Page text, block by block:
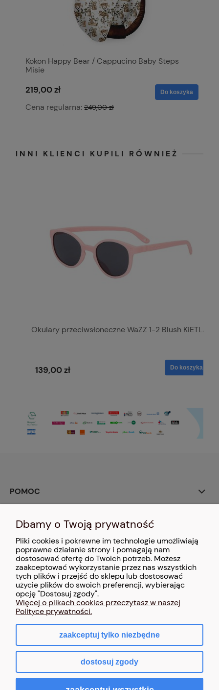
Kokon Happy Bear / Cappucino Baby Steps
Misie
219,00 zł
Cena regularna: 249,00 zł
Do koszyka
INNI KLIENCI KUPILI RÓWNIEŻ
Okulary przeciwsłoneczne WaZZ 1-2 Blush KiETLA
139,00 zł Do koszyka
POMOC
PŁATNOŚCI I DOSTAWA
INFORMACJE
O NAS
pokaż pełną wersję strony
Sklep internetowy Shoper.pl
Dbamy o Twoją prywatność
Pliki cookies i pokrewne im technologie umożliwiają
poprawne działanie strony i pomagają nam
dostosować ofertę do Twoich potrzeb. Możesz
zaakceptować wykorzystanie przez nas wszystkich
tych plików i przejść do sklepu lub dostosować
użycie plików do swoich preferencji, wybierając
opcję "Dostosuj zgody".
Więcej o plikach cookies przeczytasz w naszej
Polityce prywatności.
zaakceptuj tylko niezbędne
dostosuj zgody